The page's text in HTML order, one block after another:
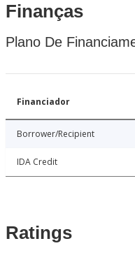
Finanças
Plano De
Financiador
Borrower/Recipient
IDA Credit
Ratings